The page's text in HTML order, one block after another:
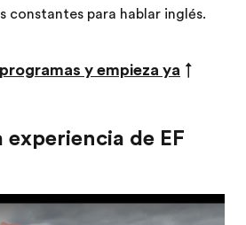
constantes para hablar inglés.
y empieza ya ↑
experiencia de EF